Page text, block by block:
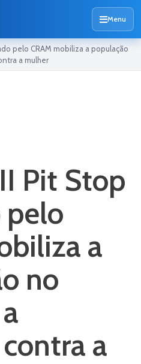
Menu
pelo CRAM mobiliza a população
a mulher
Pit Stop
pelo
a
no
a